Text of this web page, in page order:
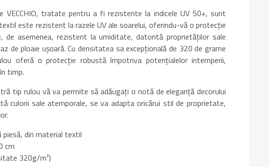
VECCHIO, tratate pentru a fi rezistente la indicele UV 50+, sunt
este rezistent la razele UV ale soarelui, oferindu-vă o protecție
asemenea, rezistent la umiditate, datorită proprietăților sale
de ploaie ușoară. Cu densitatea sa excepțională de 320 de grame
oferă o protecție robustă împotriva potențialelor intemperii,
timp.
tip rulou vă va permite să adăugați o notă de eleganță decorului
culorii sale atemporale, se va adapta oricărui stil de proprietate,
piesă, din material textil
cm
320g/m²)